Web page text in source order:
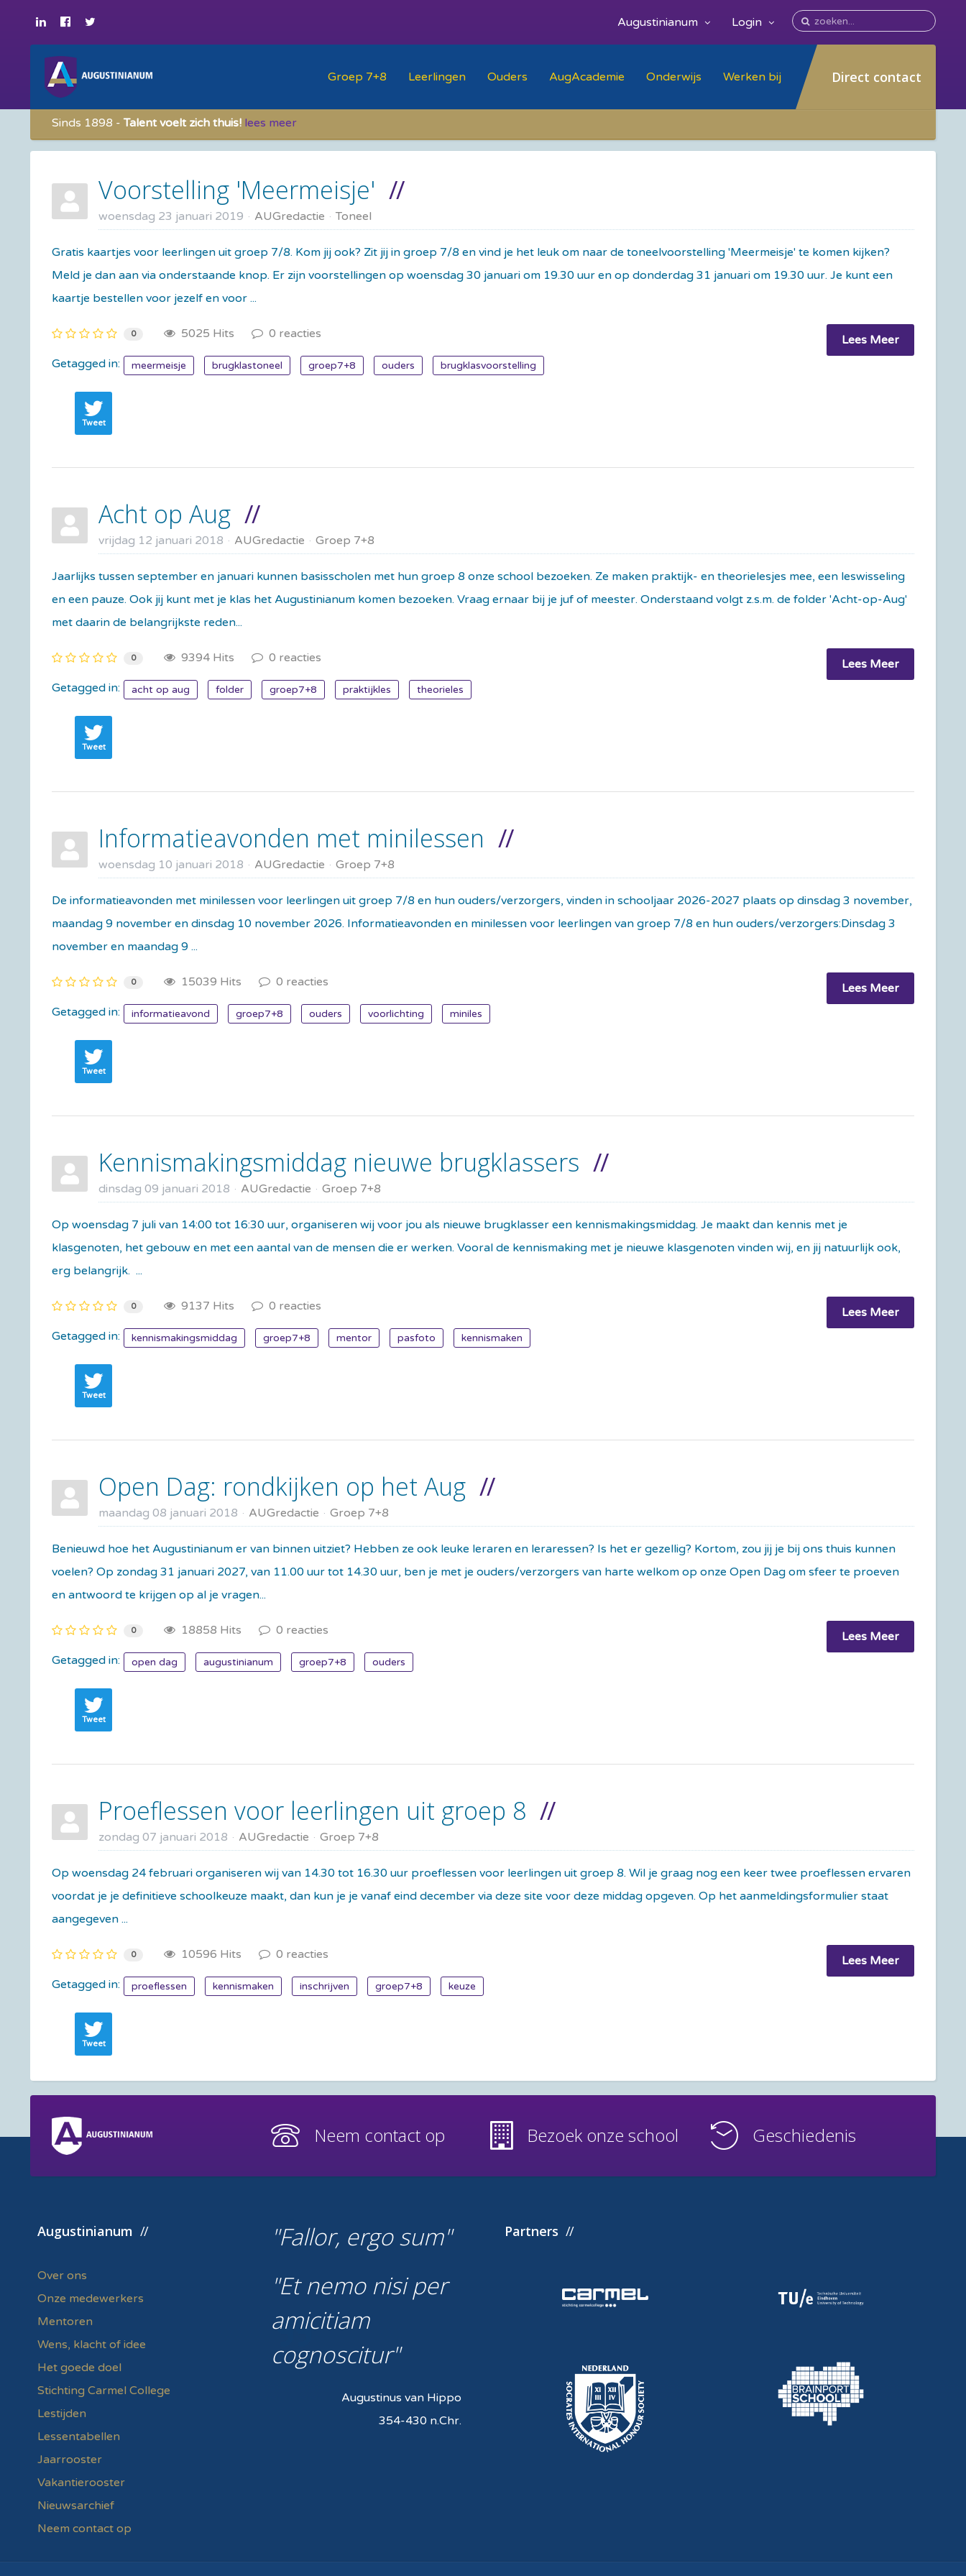
Login
Augustinianum
Groep 7+8 Leerlingen Ouders AugAcademie Onderwijs Werken bij Direct contact
Sinds 1898 -Talent voelt zich thuis! lees meer
Voorstelling 'Meermeisje'
woensdag 23 januari 2019 AUGredactie Toneel
Gratis kaartjes voor leerlingen uit groep 7/8. Kom jij ook? Zit jij in groep 7/8 en vind je het leuk om naar de toneelvoorstelling 'Meermeisje' te komen kijken?
Meld je dan aan via onderstaande knop. Er zijn voorstellingen op woensdag 30 januari om 19.30 uur en op donderdag 31 januari om 19.30 uur. Je kunt een
kaartje bestellen voor jezelf en voor ...
Lees Meer
0 5025 Hits 0 reacties
Getagged in: meermeisje brugklastoneel groep7+8 ouders brugklasvoorstelling
Tweet
Acht op Aug
vrijdag 12 januari 2018 AUGredactie Groep 7+8
Jaarlijks tussen september en januari kunnen basisscholen met hun groep 8 onze school bezoeken. Ze maken praktijk- en theorielesjes mee, een leswisseling
en een pauze. Ook jij kunt met je klas het Augustinianum komen bezoeken. Vraag ernaar bij je juf of meester. Onderstaand volgt z.s.m. de folder 'Acht-op-Aug'
met daarin de belangrijkste reden...
Lees Meer
0 9394 Hits 0 reacties
Getagged in: acht op aug folder groep7+8 praktijkles theorieles
Tweet
Informatieavonden met minilessen
woensdag 10 januari 2018 AUGredactie Groep 7+8
De informatieavonden met minilessen voor leerlingen uit groep 7/8 en hun ouders/verzorgers, vinden in schooljaar 2026-2027 plaats op dinsdag 3 november,
maandag 9 november en dinsdag 10 november 2026. Informatieavonden en minilessen voor leerlingen van groep 7/8 en hun ouders/verzorgers:Dinsdag 3
november en maandag 9 ...
Lees Meer
0 15039 Hits 0 reacties
Getagged in: informatieavond groep7+8 ouders voorlichting miniles
Tweet
Kennismakingsmiddag nieuwe brugklassers
dinsdag 09 januari 2018 AUGredactie Groep 7+8
Op woensdag 7 juli van 14:00 tot 16:30 uur, organiseren wij voor jou als nieuwe brugklasser een kennismakingsmiddag. Je maakt dan kennis met je
klasgenoten, het gebouw en met een aantal van de mensen die er werken. Vooral de kennismaking met je nieuwe klasgenoten vinden wij, en jij natuurlijk ook,
erg belangrijk. ...
Lees Meer
0 9137 Hits 0 reacties
Getagged in: kennismakingsmiddag groep7+8 mentor pasfoto kennismaken
Tweet
Open Dag: rondkijken op het Aug
maandag 08 januari 2018 AUGredactie Groep 7+8
Benieuwd hoe het Augustinianum er van binnen uitziet? Hebben ze ook leuke leraren en leraressen? Is het er gezellig? Kortom, zou jij je bij ons thuis kunnen
voelen? Op zondag 31 januari 2027, van 11.00 uur tot 14.30 uur, ben je met je ouders/verzorgers van harte welkom op onze Open Dag om sfeer te proeven
en antwoord te krijgen op al je vragen...
Lees Meer
0 18858 Hits 0 reacties
Getagged in: open dag augustinianum groep7+8 ouders
Tweet
Proeflessen voor leerlingen uit groep 8
zondag 07 januari 2018 AUGredactie Groep 7+8
Op woensdag 24 februari organiseren wij van 14.30 tot 16.30 uur proeflessen voor leerlingen uit groep 8. Wil je graag nog een keer twee proeflessen ervaren
voordat je je definitieve schoolkeuze maakt, dan kun je je vanaf eind december via deze site voor deze middag opgeven. Op het aanmeldingsformulier staat
aangegeven ...
Lees Meer
0 10596 Hits 0 reacties
Getagged in: proeflessen kennismaken inschrijven groep7+8 keuze
Tweet
Neem contact op Bezoek onze school Geschiedenis
Augustinianum
Over ons
Onze medewerkers
Mentoren
Wens, klacht of idee
Het goede doel
Stichting Carmel College
Lestijden
Lessentabellen
Jaarrooster
Vakantierooster
Nieuwsarchief
Neem contact op
Fallor, ergo sum
Et nemo nisi per
amicitiam
cognoscitur
Augustinus van Hippo
354-430 n.Chr.
Partners